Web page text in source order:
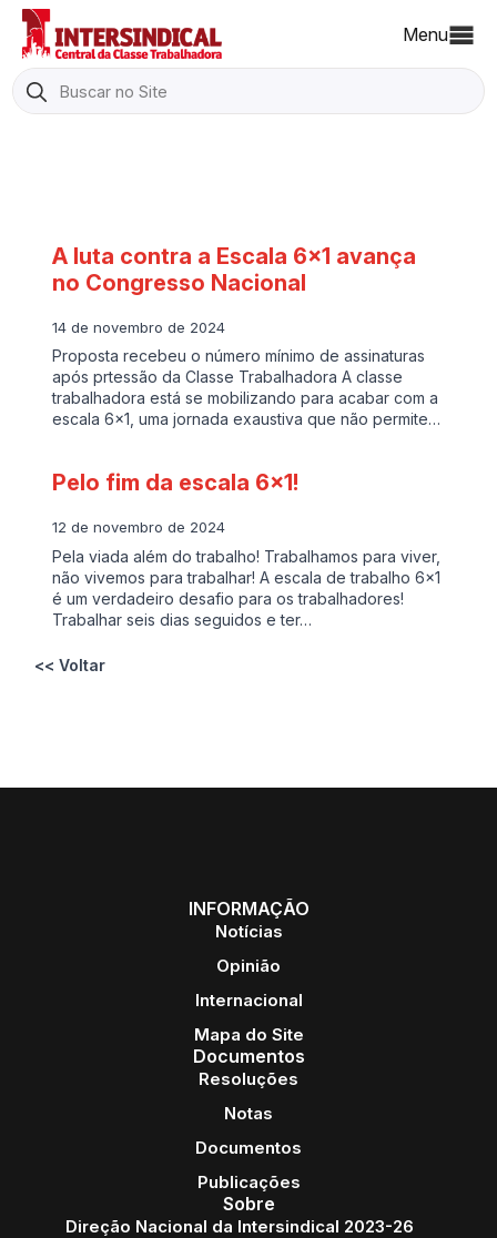
Menu
Search
for:
A luta contra a Escala 6×1 avança
no Congresso Nacional
14 de novembro de 2024
Proposta recebeu o número mínimo de assinaturas
após prtessão da Classe Trabalhadora A classe
trabalhadora está se mobilizando para acabar com a
escala 6×1, uma jornada exaustiva que não permite…
Pelo fim da escala 6×1!
12 de novembro de 2024
Pela viada além do trabalho! Trabalhamos para viver,
não vivemos para trabalhar! A escala de trabalho 6×1
é um verdadeiro desafio para os trabalhadores!
Trabalhar seis dias seguidos e ter…
<< Voltar
INFORMAÇÃO
Notícias
Opinião
Internacional
Mapa do Site
Documentos
Resoluções
Notas
Documentos
Publicações
Sobre
Direção Nacional da Intersindical 2023-26